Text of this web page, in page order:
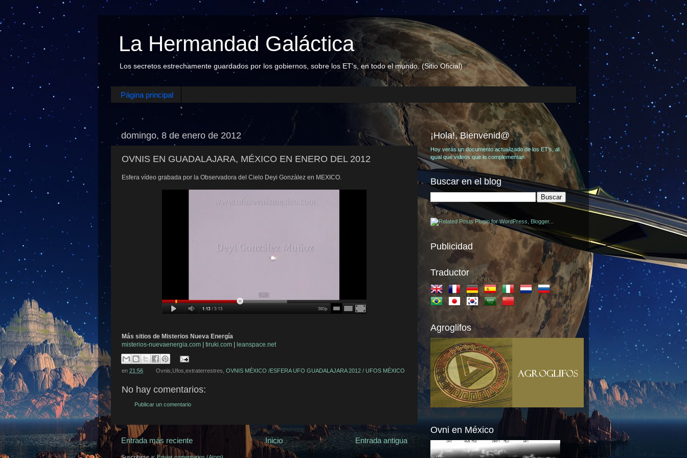
La Hermandad Galáctica
Los secretos estrechamente guardados por los gobiernos, sobre los ET's, en todo el mundo. (Sitio Oficial)
Página principal
domingo, 8 de enero de 2012
OVNIS EN GUADALAJARA, MÉXICO EN ENERO DEL 2012
Esfera vídeo grabada por la Observadora del Cielo Deyi Gonzàlez en MEXICO.
Más sitios de Misterios Nueva Energía
misterios-nuevaenergia.com | tiruki.com | leanspace.net
en 21:56 Ovnis,Ufos,extraterrestres, OVNIS MÉXICO /ESFERA UFO GUADALAJARA 2012 / UFOS MÉXICO
No hay comentarios:
Publicar un comentario
Entrada más reciente Entrada antigua
Inicio
¡Hola!, Bienvenid@
Hoy verás un documento actualizado de los ET's, al
igual que videos que lo complementan.
Buscar en el blog
Publicidad
Traductor
Agroglifos
Ovni en México